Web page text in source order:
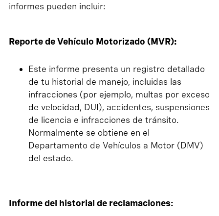
informes pueden incluir:
Reporte de Vehículo Motorizado (MVR):
Este informe presenta un registro detallado
de tu historial de manejo, incluidas las
infracciones (por ejemplo, multas por exceso
de velocidad, DUI), accidentes, suspensiones
de licencia e infracciones de tránsito.
Normalmente se obtiene en el
Departamento de Vehículos a Motor (DMV)
del estado.
Informe del historial de reclamaciones: